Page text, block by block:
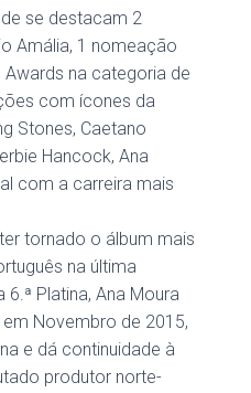
se destacam 2
Amália, 1 nomeação
na categoria de
com ícones da
Stones, Caetano
Hancock, Ana
com a carreira mais
tornado o álbum mais
na última
Platina, Ana Moura
em Novembro de 2015,
e dá continuidade à
produtor norte-